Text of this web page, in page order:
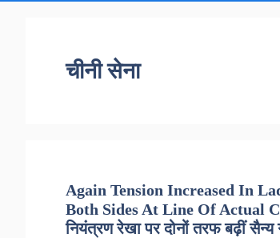
चीनी सेना
Again Tension Increased In
Both Sides At Line Of Actual
नियंत्रण रेखा पर दोनों तरफ बढ़ीं सैन्य